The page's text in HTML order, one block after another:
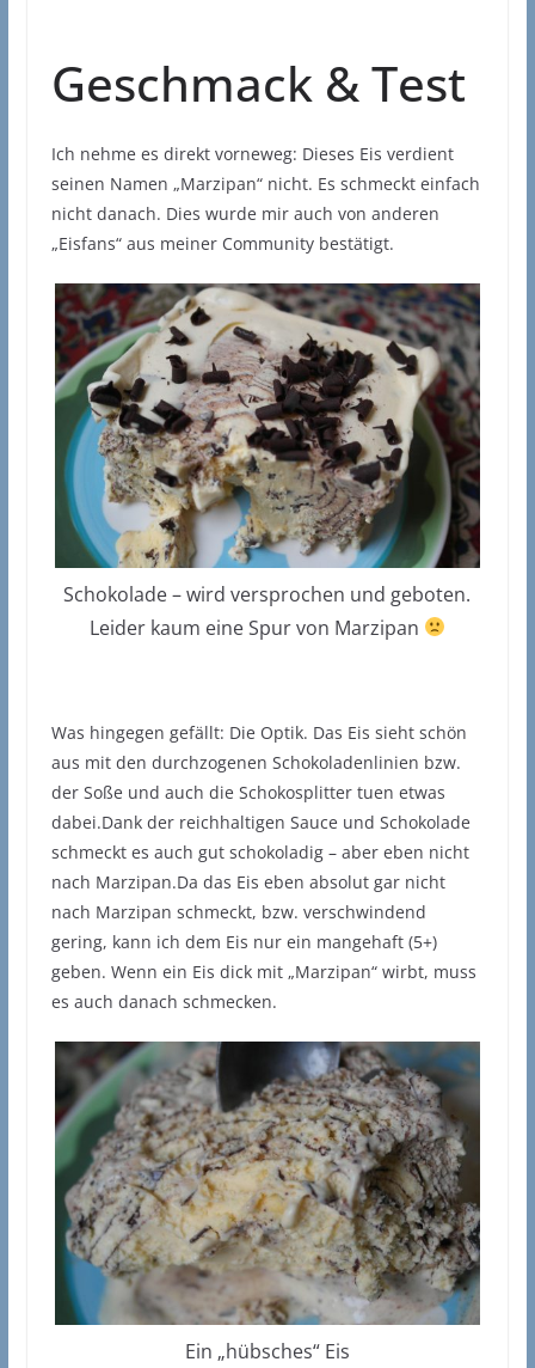
Geschmack & Test
Ich nehme es direkt vorneweg: Dieses Eis verdient
seinen Namen „Marzipan“ nicht. Es schmeckt einfach
nicht danach. Dies wurde mir auch von anderen
„Eisfans“ aus meiner Community bestätigt.
Schokolade – wird versprochen und geboten.
Leider kaum eine Spur von Marzipan
Was hingegen gefällt: Die Optik. Das Eis sieht schön
aus mit den durchzogenen Schokoladenlinien bzw.
der Soße und auch die Schokosplitter tuen etwas
dabei.Dank der reichhaltigen Sauce und Schokolade
schmeckt es auch gut schokoladig – aber eben nicht
nach Marzipan.Da das Eis eben absolut gar nicht
nach Marzipan schmeckt, bzw. verschwindend
gering, kann ich dem Eis nur ein mangehaft (5+)
geben. Wenn ein Eis dick mit „Marzipan“ wirbt, muss
es auch danach schmecken.
Ein „hübsches“ Eis